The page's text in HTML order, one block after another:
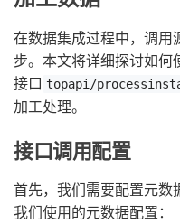
在数据集成过程中，调
步。本文将详细探讨如
接口 topapi/
加工处理。
接口调用配置
首先，我们需要配置元数
我们使用的元数据配置：